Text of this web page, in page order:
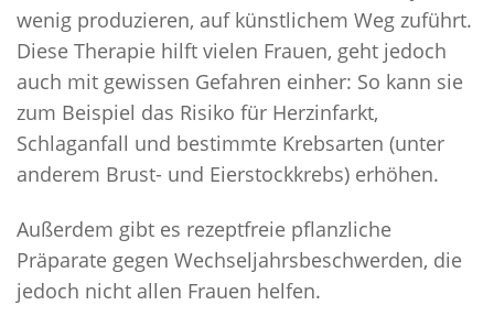
wenig produzieren, auf künstlichem Weg zuführt.
Diese Therapie hilft vielen Frauen, geht jedoch
auch mit gewissen Gefahren einher: So kann sie
zum Beispiel das Risiko für Herzinfarkt,
Schlaganfall und bestimmte Krebsarten (unter
anderem Brust- und Eierstockkrebs) erhöhen.
Außerdem gibt es rezeptfreie pflanzliche
Präparate gegen Wechseljahrsbeschwerden, die
jedoch nicht allen Frauen helfen.